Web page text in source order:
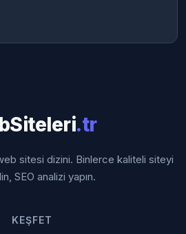
.tr
sitesi dizini. Binlerce kaliteli siteyi
SEO analizi yapın.
KEŞFET